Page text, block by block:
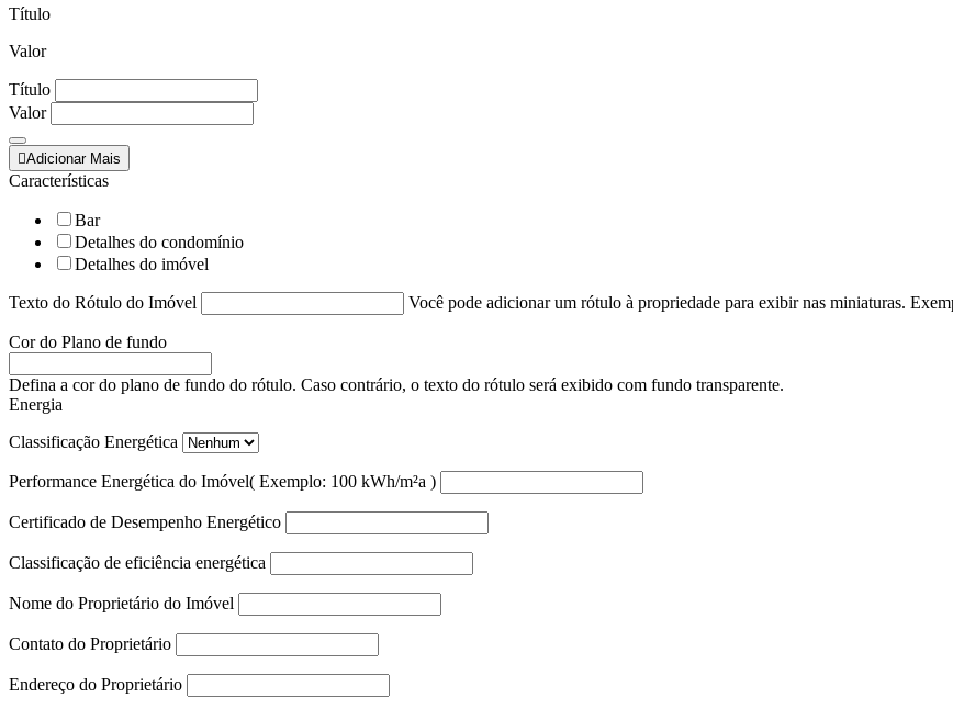
Título
Valor
Título
Valor
Adicionar Mais
Características
Bar
Detalhes do condomínio
Detalhes do imóvel
Texto do Rótulo do Imóvel Você pode adicionar um rótulo à propriedade para exibir nas miniaturas.
Cor do Plano de fundo
Defina a cor do plano de fundo do rótulo. Caso contrário, o texto do rótulo será exibido com fundo transparente.
Energia
Classificação Energética
Performance Energética do Imóvel( Exemplo: 100 kWh/m²a )
Certificado de Desempenho Energético
Classificação de eficiência energética
Nome do Proprietário do Imóvel
Contato do Proprietário
Endereço do Proprietário